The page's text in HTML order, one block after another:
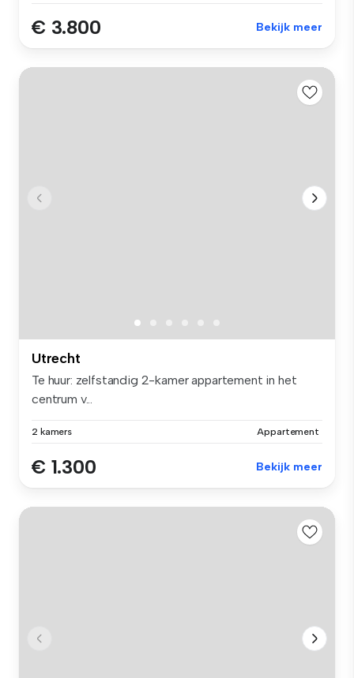
€ 3.800 Bekijk meer
Utrecht
Te huur: zelfstandig 2-kamer appartement in het
centrum v...
2 kamers Appartement
€ 1.300 Bekijk meer